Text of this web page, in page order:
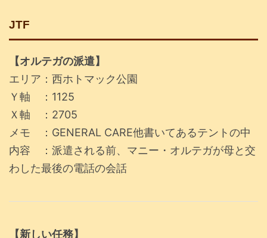
JTF
【オルテガの派遣】
エリア：西ホトマック公園
Ｙ軸 ：1125
Ｘ軸 ：2705
メモ ：GENERAL CARE他書いてあるテントの中
内容 ：派遣される前、マニー・オルテガが母と交
わした最後の電話の会話
【新しい任務】